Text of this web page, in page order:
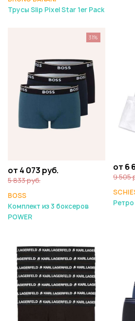
Трусы Slip Pixel Star 1er Pack
от 4 073 руб.
5 833 руб.
BOSS
Комплект из 3 боксеров
POWER
31%
от 6
9 505